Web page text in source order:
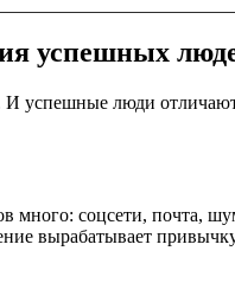
успешных
успешные люди
много: соцсети, почта,
вырабатывает